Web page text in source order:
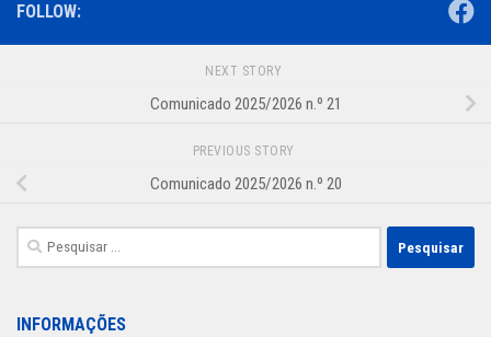
FOLLOW:
NEXT STORY
Comunicado 2025/2026 n.º 21
PREVIOUS STORY
Comunicado 2025/2026 n.º 20
Pesquisar
por:
INFORMAÇÕES